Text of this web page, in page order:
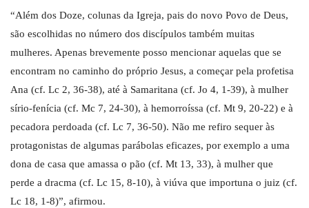
“Além dos Doze, colunas da Igreja, pais do novo Povo de Deus,
são escolhidas no número dos discípulos também muitas
mulheres. Apenas brevemente posso mencionar aquelas que se
encontram no caminho do próprio Jesus, a começar pela profetisa
Ana (cf. Lc 2, 36-38), até à Samaritana (cf. Jo 4, 1-39), à mulher
sírio-fenícia (cf. Mc 7, 24-30), à hemorroíssa (cf. Mt 9, 20-22) e à
pecadora perdoada (cf. Lc 7, 36-50). Não me refiro sequer às
protagonistas de algumas parábolas eficazes, por exemplo a uma
dona de casa que amassa o pão (cf. Mt 13, 33), à mulher que
perde a dracma (cf. Lc 15, 8-10), à viúva que importuna o juiz (cf.
Lc 18, 1-8)”, afirmou.